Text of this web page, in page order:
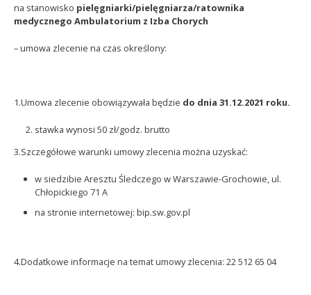
na stanowisko pielęgniarki/pielęgniarza/ratownika
medycznego Ambulatorium z Izba Chorych
– umowa zlecenie na czas określony:
1.Umowa zlecenie obowiązywała będzie do dnia 31.12.2021 roku.
stawka wynosi 50 zł/godz. brutto
3.Szczegółowe warunki umowy zlecenia można uzyskać:
w siedzibie Aresztu Śledczego w Warszawie-Grochowie, ul.
Chłopickiego 71 A
na stronie internetowej: bip.sw.gov.pl
4.Dodatkowe informacje na temat umowy zlecenia: 22 512 65 04